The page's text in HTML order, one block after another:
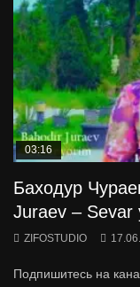
03:16
Баходур
Juraev – Sevar
ZIFOSTUDIO
Подпишитесь на